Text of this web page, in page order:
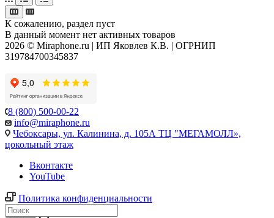
К сожалению, раздел пуст
В данный момент нет активных товаров
2026 © Miraphone.ru | ИП Яковлев К.В. | ОГРНИП
319784700345837
8 (800) 500-00-22
info@miraphone.ru
Чебоксары, ул. Калинина, д. 105А ТЦ "МЕГАМОЛЛ»,
цокольный этаж
Вконтакте
YouTube
Политика конфиденциальности